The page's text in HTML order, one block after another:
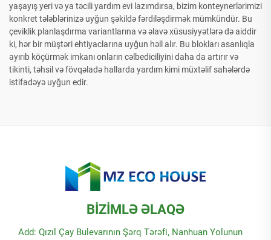
yaşayış yeri və ya təcili yardım evi lazımdırsa, bizim konteynerlərimizi
konkret tələblərinizə uyğun şəkildə fərdiləşdirmək mümkündür. Bu
çeviklik planlaşdırma variantlarına və əlavə xüsusiyyətlərə də aiddir
ki, hər bir müştəri ehtiyaclarına uyğun həll alır. Bu blokları asanlıqla
ayırıb köçürmək imkanı onların cəlbediciliyini daha da artırır və
tikinti, təhsil və fövqəladə hallarda yardım kimi müxtəlif sahələrdə
istifadəyə uyğun edir.
BİZİMLƏ ƏLAQƏ
Add: Qızıl Çay Bulevarının Şərq Tərəfi, Nanhuan Yolunun